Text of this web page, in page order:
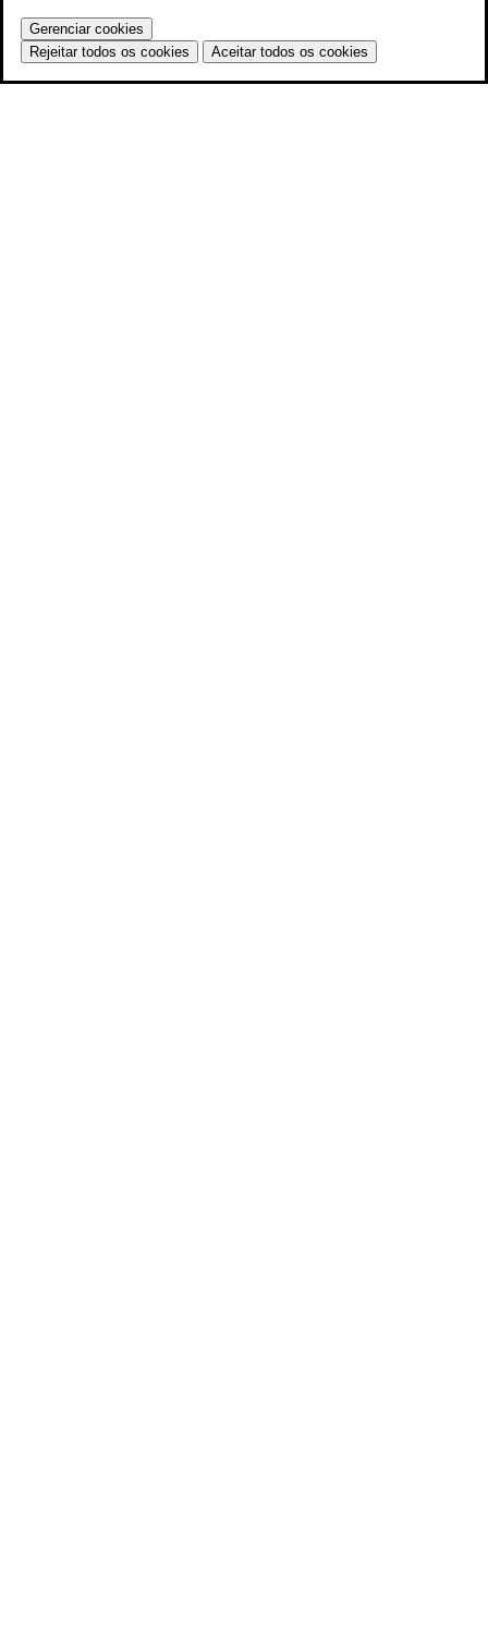
Gerenciar cookies
Rejeitar todos os cookies
Aceitar todos os cookies